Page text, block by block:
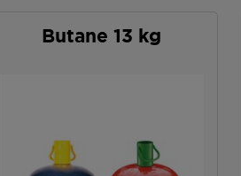
Butane 13 kg